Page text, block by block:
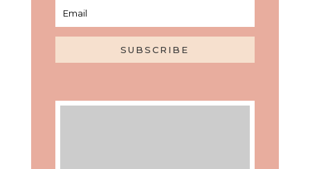
SUBSCRIBE